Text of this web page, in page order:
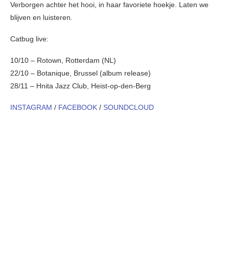
Verborgen achter het hooi, in haar favoriete hoekje. Laten we
blijven en luisteren.
Catbug live:
10/10 – Rotown, Rotterdam (NL)
22/10 – Botanique, Brussel (album release)
28/11 – Hnita Jazz Club, Heist-op-den-Berg
INSTAGRAM / FACEBOOK / SOUNDCLOUD